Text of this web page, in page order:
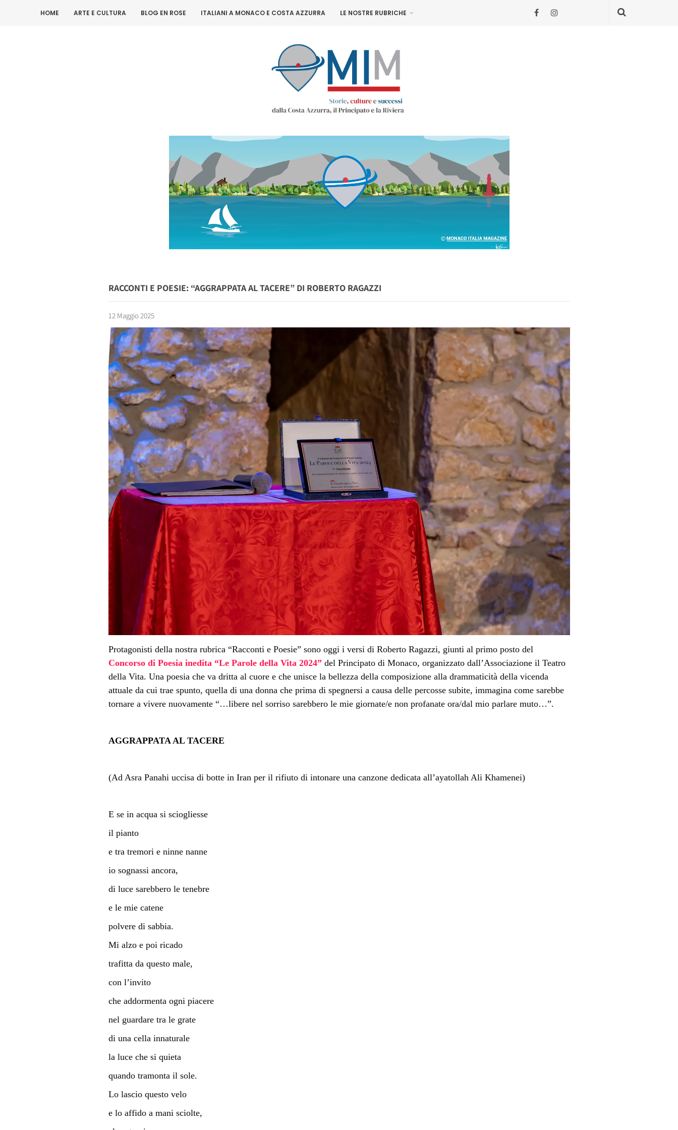
HOME ARTE E CULTURA BLOG EN ROSE ITALIANI A MONACO E COSTA AZZURRA LE NOSTRE RUBRICHE
RACCONTI E POESIE: “AGGRAPPATA AL TACERE” DI ROBERTO RAGAZZI
12 Maggio 2025
Protagonisti della nostra rubrica “Racconti e Poesie” sono oggi i versi di Roberto Ragazzi, giunti al primo posto del
Concorso di Poesia inedita “Le Parole della Vita 2024”del Principato di Monaco, organizzato dall’Associazione il Teatro
della Vita. Una poesia che va dritta al cuore e che unisce la bellezza della composizione alla drammaticità della vicenda
attuale da cui trae spunto, quella di una donna che prima di spegnersi a causa delle percosse subite, immagina come sarebbe
tornare a vivere nuovamente “…libere nel sorriso sarebbero le mie giornate/e non profanate ora/dal mio parlare muto…”.
AGGRAPPATA AL TACERE
(Ad Asra Panahi uccisa di botte in Iran per il rifiuto di intonare una canzone dedicata all’ayatollah Ali Khamenei)
E se in acqua si sciogliesse
il pianto
e tra tremori e ninne nanne
io sognassi ancora,
di luce sarebbero le tenebre
e le mie catene
polvere di sabbia.
Mi alzo e poi ricado
trafitta da questo male,
con l’invito
che addormenta ogni piacere
nel guardare tra le grate
di una cella innaturale
la luce che si quieta
quando tramonta il sole.
Lo lascio questo velo
e lo affido a mani sciolte,